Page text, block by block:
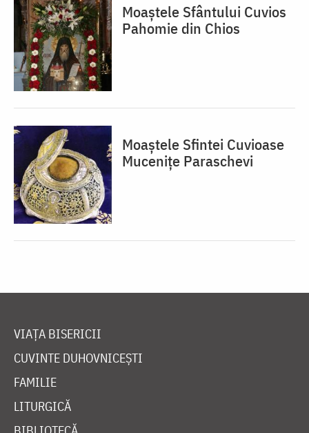
Moaștele Sfântului Cuvios
Pahomie din Chios
Moaștele Sfintei Cuvioase
Mucenițe Paraschevi
VIAȚA BISERICII
CUVINTE DUHOVNICEȘTI
FAMILIE
LITURGICĂ